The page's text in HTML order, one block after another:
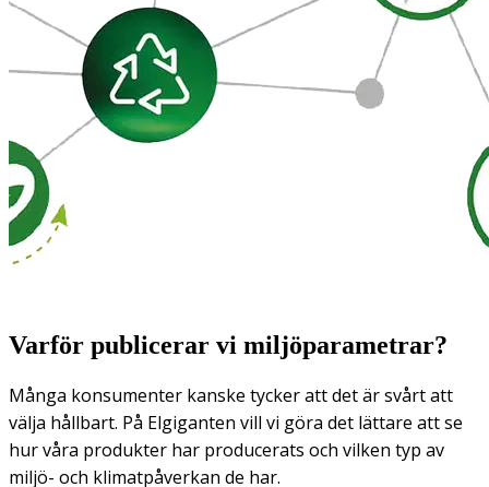
Varför publicerar vi miljöparametrar?
Många konsumenter kanske tycker att det är svårt att
välja hållbart. På Elgiganten vill vi göra det lättare att se
hur våra produkter har producerats och vilken typ av
miljö- och klimatpåverkan de har.